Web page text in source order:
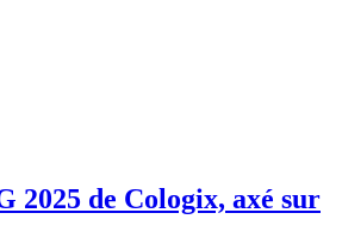
2025 de Cologix, axé sur